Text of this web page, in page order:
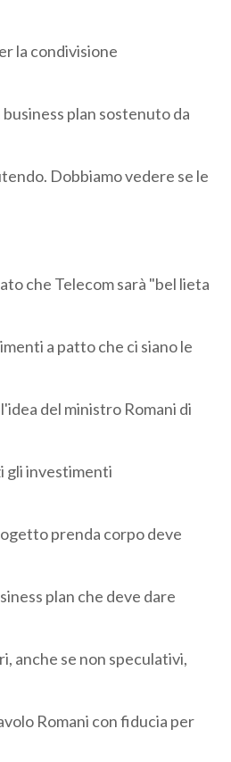
la condivisione
plan sostenuto da
Dobbiamo vedere se le
che Telecom sarà "bel lieta
a patto che ci siano le
del ministro Romani di
gli investimenti
prenda corpo deve
plan che deve dare
anche se non speculativi,
Romani con fiducia per